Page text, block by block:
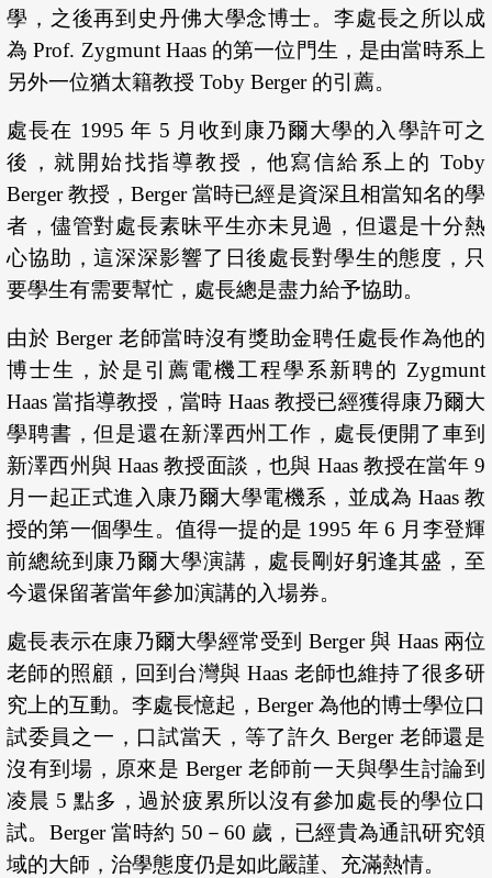
學，之後再到史丹佛大學念博士。李處長之所以成
為 Prof. Zygmunt Haas 的第一位門生，是由當時系上
另外一位猶太籍教授 Toby Berger 的引薦。
處長在 1995 年 5 月收到康乃爾大學的入學許可之
後，就開始找指導教授，他寫信給系上的 Toby
Berger 教授，Berger 當時已經是資深且相當知名的學
者，儘管對處長素昧平生亦未見過，但還是十分熱
心協助，這深深影響了日後處長對學生的態度，只
要學生有需要幫忙，處長總是盡力給予協助。
由於 Berger 老師當時沒有獎助金聘任處長作為他的
博士生，於是引薦電機工程學系新聘的 Zygmunt
Haas 當指導教授，當時 Haas 教授已經獲得康乃爾大
學聘書，但是還在新澤西州工作，處長便開了車到
新澤西州與 Haas 教授面談，也與 Haas 教授在當年 9
月一起正式進入康乃爾大學電機系，並成為 Haas 教
授的第一個學生。值得一提的是 1995 年 6 月李登輝
前總統到康乃爾大學演講，處長剛好躬逢其盛，至
今還保留著當年參加演講的入場券。
處長表示在康乃爾大學經常受到 Berger 與 Haas 兩位
老師的照顧，回到台灣與 Haas 老師也維持了很多研
究上的互動。李處長憶起，Berger 為他的博士學位口
試委員之一，口試當天，等了許久 Berger 老師還是
沒有到場，原來是 Berger 老師前一天與學生討論到
凌晨 5 點多，過於疲累所以沒有參加處長的學位口
試。Berger 當時約 50－60 歲，已經貴為通訊研究領
域的大師，治學態度仍是如此嚴謹、充滿熱情。